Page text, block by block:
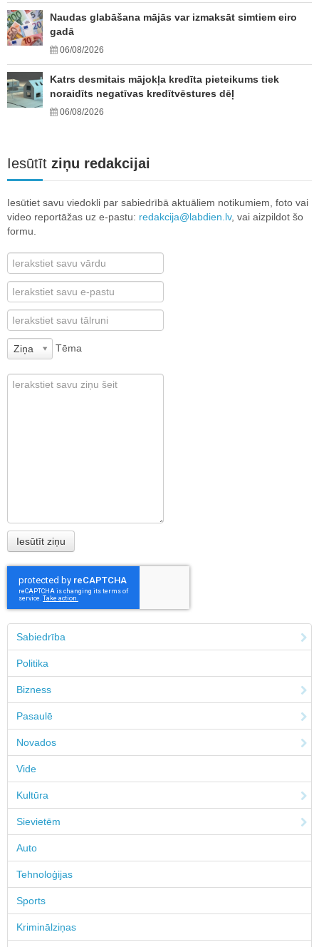
Naudas glabāšana mājās var izmaksāt simtiem eiro
gadā
06/08/2026
Katrs desmitais mājokļa kredīta pieteikums tiek
noraidīts negatīvas kredītvēstures dēļ
06/08/2026
Iesūtīt ziņu redakcijai
Iesūtiet savu viedokli par sabiedrībā aktuāliem notikumiem, foto vai
video reportāžas uz e-pastu: redakcija@labdien.lv, vai aizpildot šo
formu.
Ziņa Tēma
Sabiedrība
Politika
Bizness
Pasaulē
Novados
Vide
Kultūra
Sievietēm
Auto
Tehnoloģijas
Sports
Kriminālziņas